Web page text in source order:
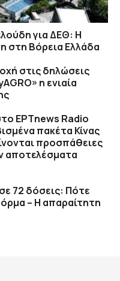
για ΔΕΘ: Η
στη Βόρεια Ελλάδα
στις δηλώσεις
η ενιαία
ΕΡΤnews Radio
πακέτα Κίνας
προσπάθειες
αποτελέσματα
72 δόσεις: Πότε
– Η απαραίτητη